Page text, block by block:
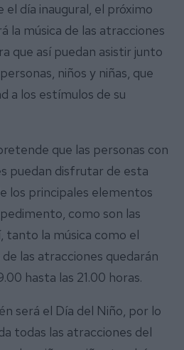
el día inaugural, el próximo
la música de las atracciones
que así puedan asistir junto
niños y niñas, que
a los estímulos de su
que las personas con
puedan disfrutar de esta
los principales elementos
como son las
tanto la música como el
las atracciones quedarán
hasta las 21.00 horas.
será el Día del Niño, por lo
todas las atracciones del